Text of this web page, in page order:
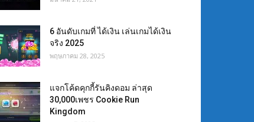
6 อันดับเกมที่ ได้เงิน เล่นเกมได้เงิน
จริง 2025
พฤษภาคม 28, 2025
แจกโค้ดคุกกี้รันคิงดอม ล่าสุด
30,000เพชร Cookie Run
Kingdom